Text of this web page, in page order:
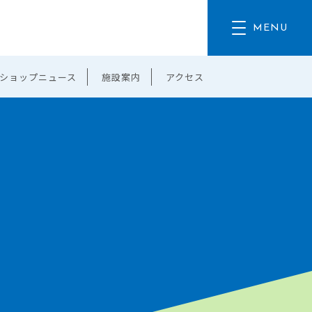
ョップニュース 施設案内 アクセス